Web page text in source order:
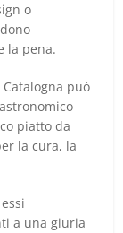
o
la pena.
può
piatto da
la cura, la
a una giuria